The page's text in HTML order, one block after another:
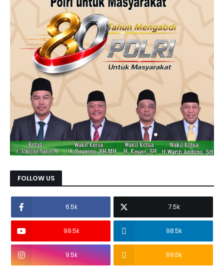
FOLLOW US
6.5k 7.5k
99.5k 98.5k
9.5k 89.5k